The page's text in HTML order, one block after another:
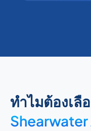
ทำไมต้องเลื
Shearwater